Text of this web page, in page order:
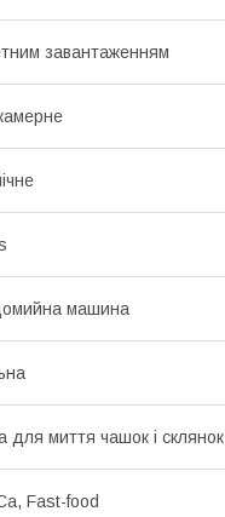
завантаженням
машина
для миття чашок і склянок
Fast-food